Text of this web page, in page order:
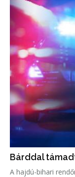
Bárddal
A hajdú-bihari